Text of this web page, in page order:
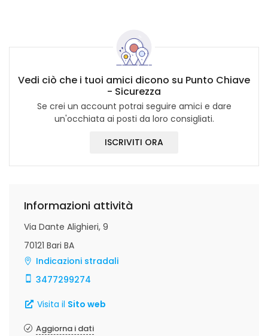
Vedi ciò che i tuoi amici dicono su Punto Chiave
- Sicurezza
Se crei un account potrai seguire amici e dare
un'occhiata ai posti da loro consigliati.
ISCRIVITI ORA
Informazioni attività
Via Dante Alighieri, 9
70121 Bari BA
Indicazioni stradali
3477299274
Visita il Sito web
Aggiorna i dati